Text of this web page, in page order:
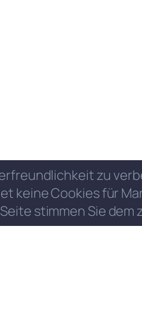
zu
keine Cookies für
stimmen Sie dem